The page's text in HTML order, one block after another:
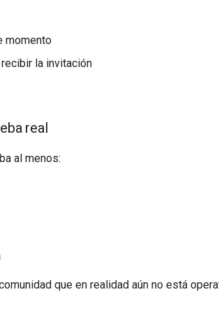
momento
la invitación
real
al menos:
que en realidad aún no está